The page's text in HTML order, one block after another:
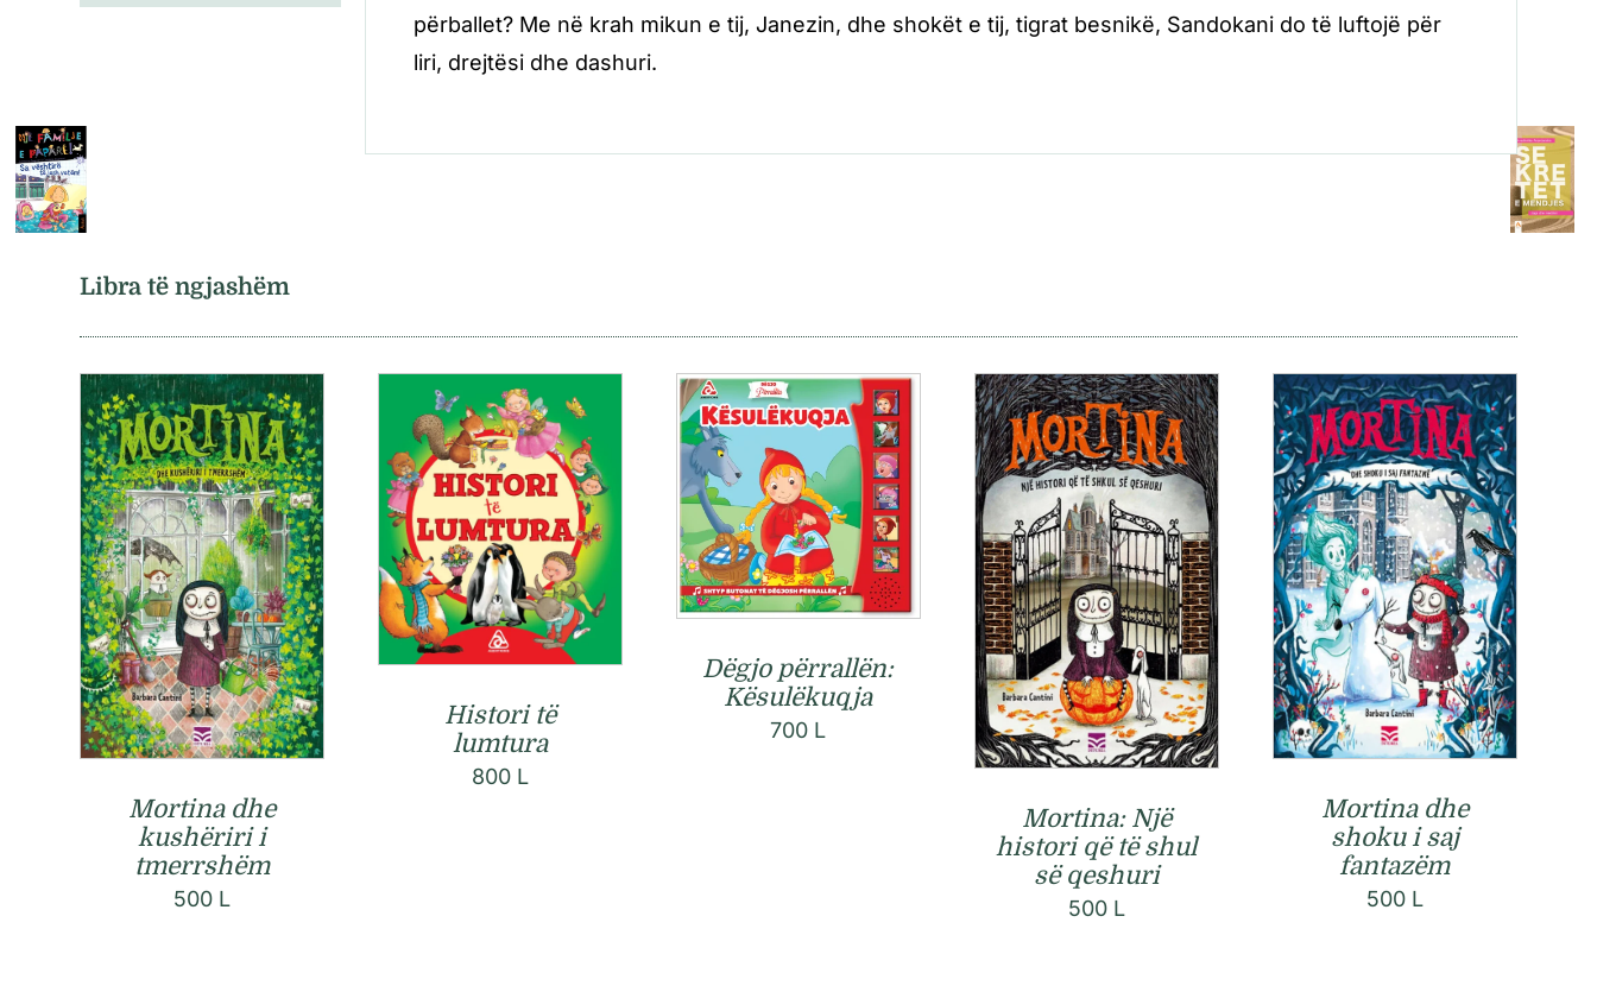
përballet? Me në krah mikun e tij, Janezin, dhe shokët e tij, tigrat besnikë, Sandokani do të luftojë për
liri, drejtësi dhe dashuri.
Libra të ngjashëm
Mortina dhe
kushëriri i
tmerrshëm
500 L
Histori të
lumtura
800 L
Dëgjo përrallën:
Kësulëkuqja
700 L
Mortina: Një
histori që të shul
së qeshuri
500 L
Mortina dhe
shoku i saj
fantazëm
500 L